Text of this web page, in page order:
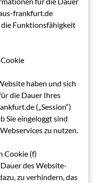
Netz etabliert. Der
Filme und TV-
sondern entwickelt
TV-Thema
fürs Web entwickelte
innovativsten
Serie "14 – Tagebücher
Produktionsfirma
Arte und 21 weitere
wurde 2014
Ersten Weltkriegs
beleuchtete die
frankfurt.de
die Funktionsfähigkeit
haben und sich
die Dauer Ihres
(„Session“)
Sie eingeloggt sind
zu nutzen.
Cookie (f)
des Website-
zu verhindern, das